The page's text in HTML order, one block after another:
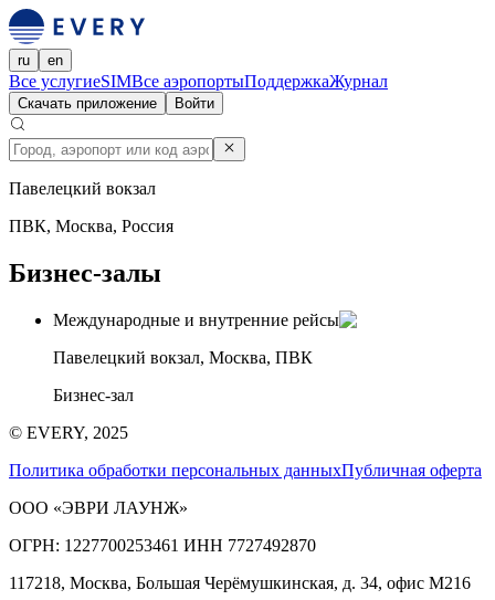
ru en
Все услугиeSIMВсе аэропортыПоддержкаЖурнал
Скачать приложение Войти
Павелецкий вокзал
ПВК, Москва, Россия
Бизнес-залы
Международные и внутренние рейсы
Павелецкий вокзал, Москва, ПВК
Бизнес-зал
© EVERY, 2025
Политика обработки персональных данныхПубличная оферта
ООО «ЭВРИ ЛАУНЖ»
ОГРН: 1227700253461 ИНН 7727492870
117218, Москва, Большая Черёмушкинская, д. 34, офис М216